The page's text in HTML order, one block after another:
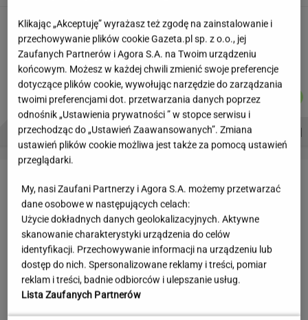
Jeden wakacyjny nawyk może mieć
nieprzyjemne konsekwencje. Też tak robisz?
MATERIAŁ PROMOCYJNY
Autorzy:
MICHAŁ
KIEDROWSKI
WIKTORIA
BECZEK
MICHAŁ
TRELA
KACPER
KOLIBABSKI
PROBLEMY POLSKICH SIATKARZY ZNAK Z '30' WISŁAWA SZYMBORSKA
Czyszczenie magazynów
W WITTCHEN ruszyła wielka
Klikając „Akceptuję” wyrażasz też zgodę na zainstalowanie i
przechowywanie plików cookie Gazeta.pl sp. z o.o., jej
Zaufanych Partnerów i Agora S.A. na Twoim urządzeniu
końcowym. Możesz w każdej chwili zmienić swoje preferencje
dotyczące plików cookie, wywołując narzędzie do zarządzania
twoimi preferencjami dot. przetwarzania danych poprzez
odnośnik „Ustawienia prywatności ” w stopce serwisu i
przechodząc do „Ustawień Zaawansowanych”. Zmiana
ustawień plików cookie możliwa jest także za pomocą ustawień
przeglądarki.
My, nasi Zaufani Partnerzy i Agora S.A. możemy przetwarzać
dane osobowe w następujących celach:
Użycie dokładnych danych geolokalizacyjnych. Aktywne
skanowanie charakterystyki urządzenia do celów
identyfikacji. Przechowywanie informacji na urządzeniu lub
dostęp do nich. Spersonalizowane reklamy i treści, pomiar
reklam i treści, badnie odbiorców i ulepszanie usług.
Lista Zaufanych Partnerów